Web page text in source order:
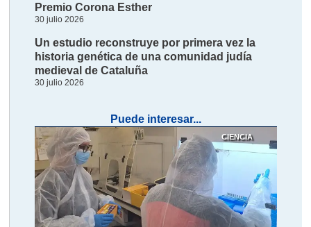
Premio Corona Esther
30 julio 2026
Un estudio reconstruye por primera vez la
historia genética de una comunidad judía
medieval de Cataluña
30 julio 2026
Puede interesar...
CIENCIA